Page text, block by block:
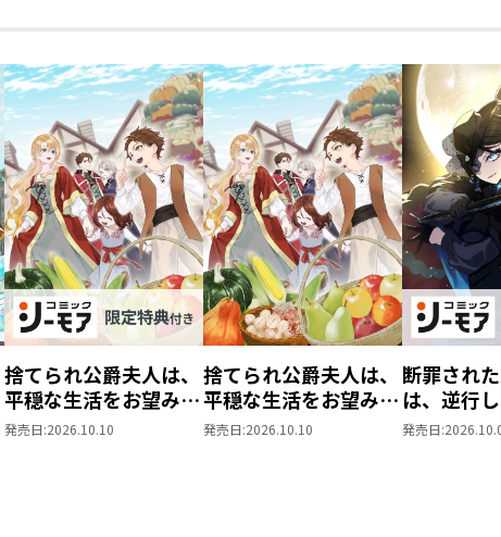
捨てられ公爵夫人は、
平穏な生活をお望みの
ようです@COMIC 第3
発売日:2026.10.10
捨てられ公爵夫人は、
平穏な生活をお望みの
ようです@COMIC 第3
発売日:2026.10.10
断罪され
は、逆行
女を目指す
発売日: